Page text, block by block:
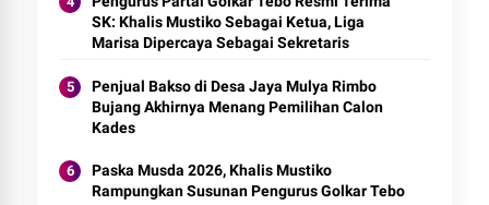
SK: Khalis Mustiko Sebagai Ketua, Liga
Marisa Dipercaya Sebagai Sekretaris
Penjual Bakso di Desa Jaya Mulya Rimbo
Bujang Akhirnya Menang Pemilihan Calon
Kades
Paska Musda 2026, Khalis Mustiko
Rampungkan Susunan Pengurus Golkar Tebo